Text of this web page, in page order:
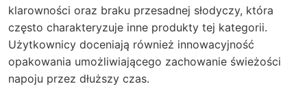
klarowności oraz braku przesadnej słodyczy, która
często charakteryzuje inne produkty tej kategorii.
Użytkownicy doceniają również innowacyjność
opakowania umożliwiającego zachowanie świeżości
napoju przez dłuższy czas.